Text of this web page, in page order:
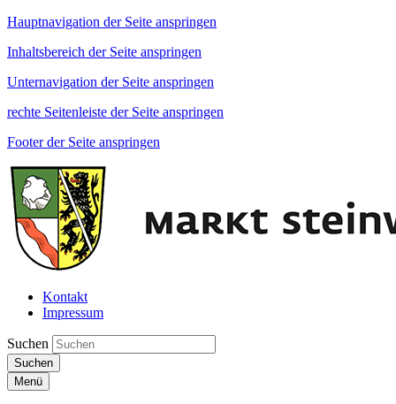
Hauptnavigation der Seite anspringen
Inhaltsbereich der Seite anspringen
Unternavigation der Seite anspringen
rechte Seitenleiste der Seite anspringen
Footer der Seite anspringen
Kontakt
Impressum
Suchen
Suchen
Menü